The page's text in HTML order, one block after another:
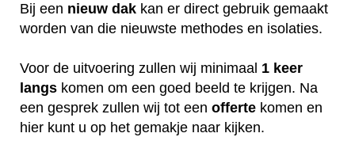
Bij een nieuw dak kan er direct gebruik gemaakt
worden van die nieuwste methodes en isolaties.
Voor de uitvoering zullen wij minimaal 1 keer
langs komen om een goed beeld te krijgen. Na
een gesprek zullen wij tot een offerte komen en
hier kunt u op het gemakje naar kijken.